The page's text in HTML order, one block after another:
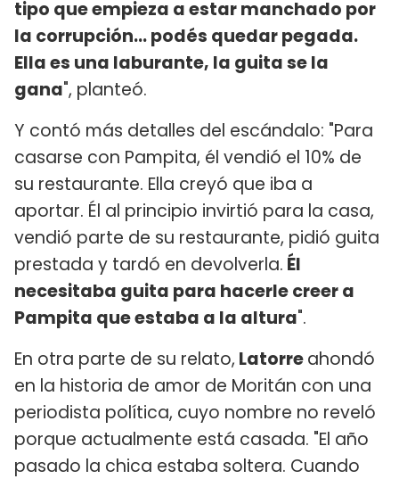
tipo que empieza a estar manchado por
la corrupción... podés quedar pegada.
Ella es una laburante, la guita se la
gana", planteó.
Y contó más detalles del escándalo: "Para
casarse con Pampita, él vendió el 10% de
su restaurante. Ella creyó que iba a
aportar. Él al principio invirtió para la casa,
vendió parte de su restaurante, pidió guita
prestada y tardó en devolverla. Él
necesitaba guita para hacerle creer a
Pampita que estaba a la altura".
En otra parte de su relato, Latorreahondó
en la historia de amor de Moritán con una
periodista política, cuyo nombre no reveló
porque actualmente está casada. "El año
pasado la chica estaba soltera. Cuando